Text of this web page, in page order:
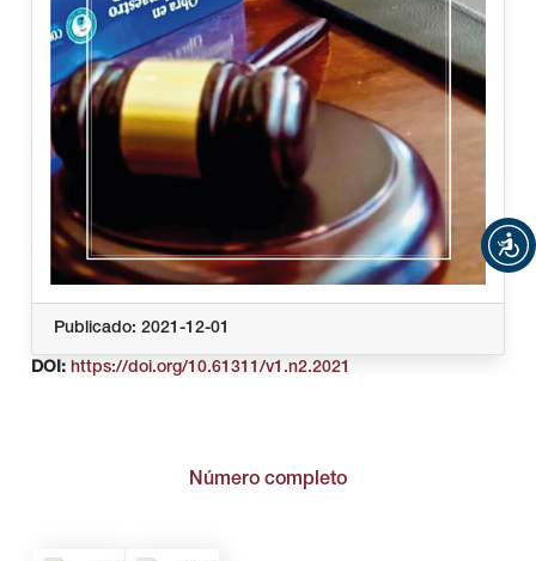
Publicado: 2021-12-01
DOI: https://doi.org/10.61311/v1.n2.2021
Número completo